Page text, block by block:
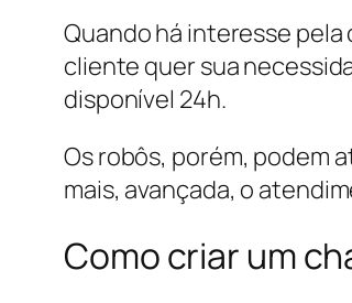
Quando há interesse
cliente quer sua
disponível 24h.
Os robôs, porém, podem
mais, avançada, o
Como criar um